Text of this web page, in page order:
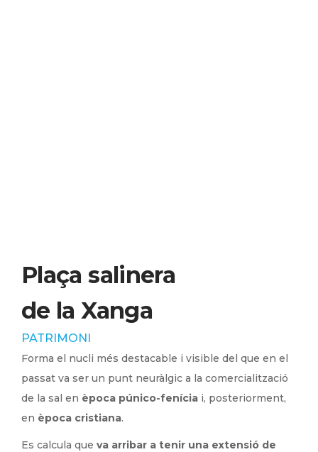
Plaça salinera
de la Xanga
PATRIMONI
Forma el nucli més destacable i visible del que en el
passat va ser un punt neuràlgic a la comercialització
de la sal en època púnico-fenícia i, posteriorment,
en època cristiana.
Es calcula que va arribar a tenir una extensió de